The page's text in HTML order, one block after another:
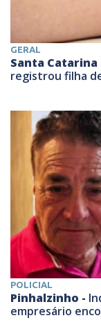
GERAL
Santa Catarina
registrou filha
POLICIAL
Pinhalzinho -
empresário